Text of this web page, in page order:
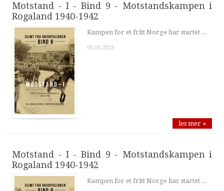
Motstand - I - Bind 9 - Motstandskampen i
Rogaland 1940-1942
Kampen for et fritt Norge har startet ...
05.06.2023
les mer »
Motstand - I - Bind 9 - Motstandskampen i
Rogaland 1940-1942
Kampen for et fritt Norge har startet ...